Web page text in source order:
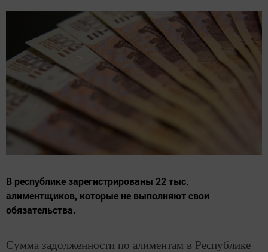
В республике зарегистрированы 22 тыс.
алиментщиков, которые не выполняют свои
обязательства.
Сумма задолженности по алиментам в Республике